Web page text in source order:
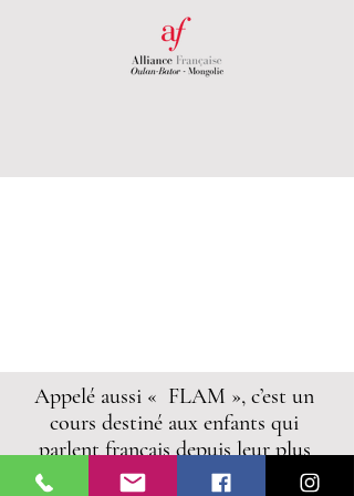
Appelé aussi « FLAM », c’est un
cours destiné aux enfants qui
parlent français depuis leur plus
jeune âge, soit parce qu’un de leur